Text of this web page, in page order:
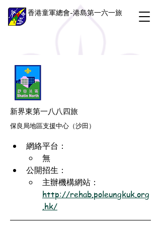
香港童軍總會-港島第一六一旅
新界東第一八八四旅
保良局地區支援中心（沙田）
網絡平台：
無
公開招生：
主辦機構網站：
http://rehab.poleungkuk.org
.hk/